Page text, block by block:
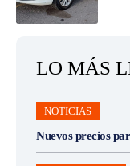
LO MÁS
NOTICIAS
Nuevos precios